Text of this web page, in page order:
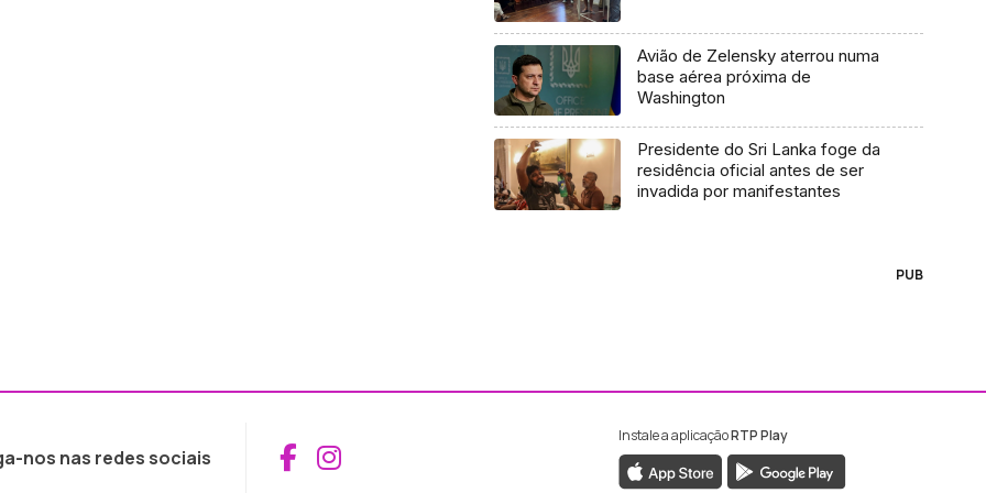
Avião de Zelensky aterrou numa
base aérea próxima de
Washington
Presidente do Sri Lanka foge da
residência oficial antes de ser
invadida por manifestantes
PUB
nos nas redes sociais Aceder ao Facebook da RTP Madeira
Aceder ao Instagram da RTP Madeira
Instale a aplicaçãoRTP Play